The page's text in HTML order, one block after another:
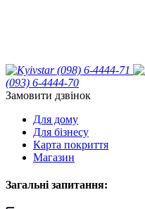
(098) 6-4444-71
(093) 6-4444-70
Замовити дзвінок
Для дому
Для бізнесу
Карта покриття
Магазин
Загальні запитання: